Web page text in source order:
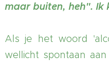
maar buiten, heh". Ik
Als je het woord
wellicht spontaan